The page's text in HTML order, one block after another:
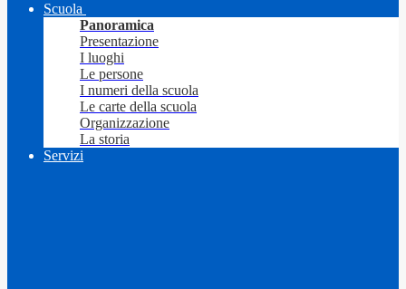
Scuola
Panoramica
Presentazione
I luoghi
Le persone
I numeri della scuola
Le carte della scuola
Organizzazione
La storia
Servizi